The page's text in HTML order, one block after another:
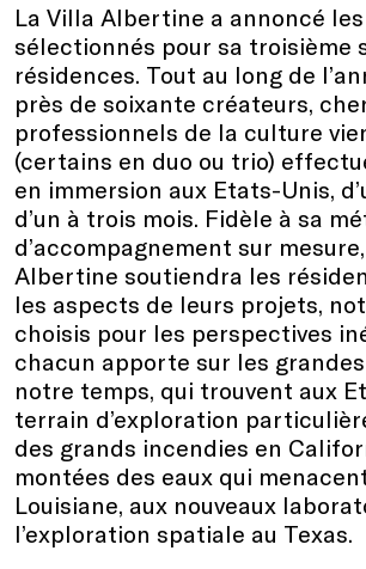
La Villa Albertine a annoncé
sélectionnés pour sa troisième
résidences. Tout au long de
près de soixante créateurs,
professionnels de la culture
(certains en duo ou trio)
en immersion aux Etats-Unis,
d’un à trois mois. Fidèle à sa
d’accompagnement sur
Albertine soutiendra les
les aspects de leurs projets,
choisis pour les perspectives
chacun apporte sur les
notre temps, qui trouvent aux
terrain d’exploration
des grands incendies en
montées des eaux qui
Louisiane, aux nouveaux
l’exploration spatiale au Texas.